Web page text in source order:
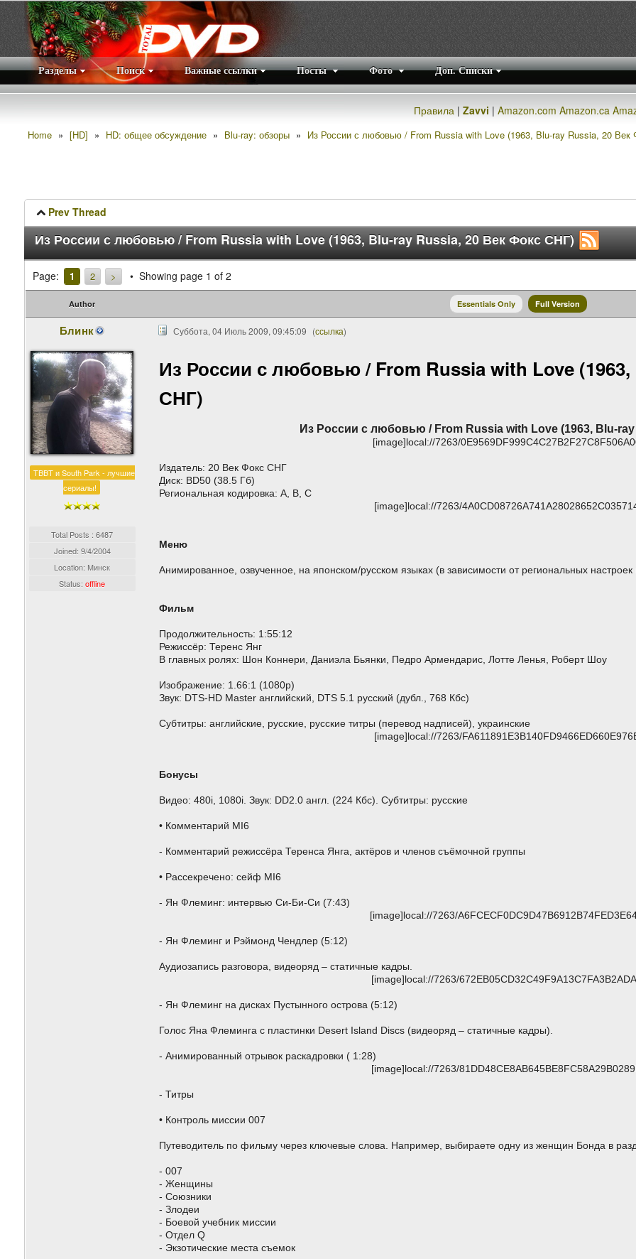
Разделы Поиск Важные ссылки Посты Фото Доп. Списки
Правила |Zavvi |Amazon.com Amazon.ca
Home » [HD] » HD: общее обсуждение » Blu-ray: обзоры » Из России с любовью / From Russia with Love (1963, Blu-ray Russia, 20 Век
Prev Thread
Из России с любовью / From Russia with Love (1963, Blu-ray Russia, 20 Век Фокс СНГ)
Page: 1 2 > Showing page 1 of 2
Author Essentials Only Full Version
Блинк
TBBT и South Park - лучшие
сериалы!
Total Posts : 6487
Joined: 9/4/2004
Location: Минск
Status:offline
Суббота, 04 Июль 2009, 09:45:09 (ссылка)
Из России с любовью / From Russia with Love
СНГ)
Из России с любовью / From Russia with Love (1963, Blu-
[image]local://7263/
Издатель: 20 Век Фокс СНГ
Диск: BD50 (38.5 Гб)
Региональная кодировка: A, B, C
[image]local://7263/
Меню
Анимированное, озвученное, на японском/русском языках (в зависимости от региональных настроек
Фильм
Продолжительность: 1:55:12
Режиссёр: Теренс Янг
В главных ролях: Шон Коннери, Даниэла Бьянки, Педро Армендарис, Лотте Ленья, Роберт Шоу
Изображение: 1.66:1 (1080p)
Звук: DTS-HD Master английский, DTS 5.1 русский (дубл., 768 Кбс)
Субтитры: английские, русские, русские титры (перевод надписей), украинские
[image]local://7263/
Бонусы
Видео: 480i, 1080i. Звук: DD2.0 англ. (224 Кбс). Субтитры: русские
• Комментарий MI6
- Комментарий режиссёра Теренса Янга, актёров и членов съёмочной группы
• Рассекречено: сейф MI6
- Ян Флеминг: интервью Си-Би-Си (7:43)
[image]local://7263/
- Ян Флеминг и Рэймонд Чендлер (5:12)
Аудиозапись разговора, видеоряд – статичные кадры.
[image]local://7263/
- Ян Флеминг на дисках Пустынного острова (5:12)
Голос Яна Флеминга с пластинки Desert Island Discs (видеоряд – статичные кадры).
- Анимированный отрывок раскадровки ( 1:28)
[image]local://7263/
- Титры
• Контроль миссии 007
Путеводитель по фильму через ключевые слова. Например, выбираете одну из женщин Бонда в
- 007
- Женщины
- Союзники
- Злодеи
- Боевой учебник миссии
- Отдел Q
- Экзотические места съемок